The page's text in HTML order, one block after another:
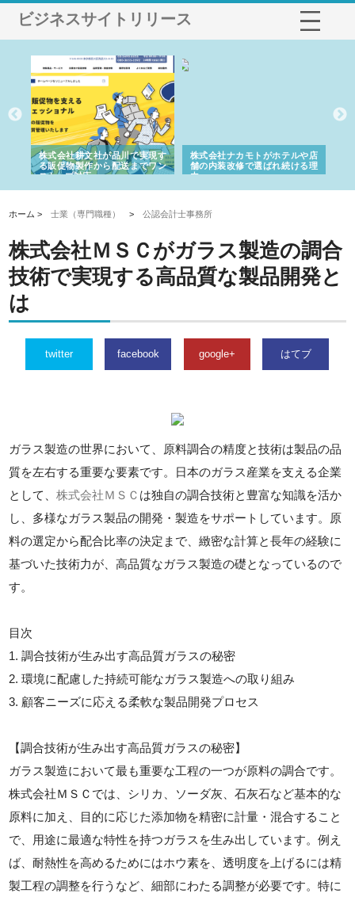
ビジネスサイトリリース
株式会社耕文社が品川で実現す
る販促物製作から配送までワン
ストップ対応
株式会社ナカモトがホテルや店
舗の内装改修で選ばれ続ける理
由
ホーム >士業（専門職種） >公認会計士事務所
株式会社ＭＳＣがガラス製造の調合
技術で実現する高品質な製品開発と
は
twitter facebook google+ はてブ
ガラス製造の世界において、原料調合の精度と技術は製品の品
質を左右する重要な要素です。日本のガラス産業を支える企業
として、株式会社ＭＳＣ は独自の調合技術と豊富な知識を活か
し、多様なガラス製品の開発・製造をサポートしています。原
料の選定から配合比率の決定まで、緻密な計算と長年の経験に
基づいた技術力が、高品質なガラス製造の礎となっているので
す。
目次
1. 調合技術が生み出す高品質ガラスの秘密
2. 環境に配慮した持続可能なガラス製造への取り組み
3. 顧客ニーズに応える柔軟な製品開発プロセス
【調合技術が生み出す高品質ガラスの秘密】
ガラス製造において最も重要な工程の一つが原料の調合です。
株式会社ＭＳＣでは、シリカ、ソーダ灰、石灰石など基本的な
原料に加え、目的に応じた添加物を精密に計量・混合すること
で、用途に最適な特性を持つガラスを生み出しています。例え
ば、耐熱性を高めるためにはホウ素を、透明度を上げるには精
製工程の調整を行うなど、細部にわたる調整が必要です。特に